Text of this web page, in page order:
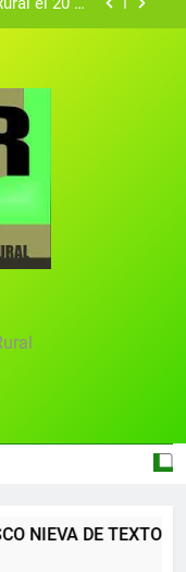
el 20 de
de Mira
(Cuenca)
Rural de
Rural 2025
el 20 de
Certamen
teatrales
de Mira
Rural de
NIEVA DE TEXTOS